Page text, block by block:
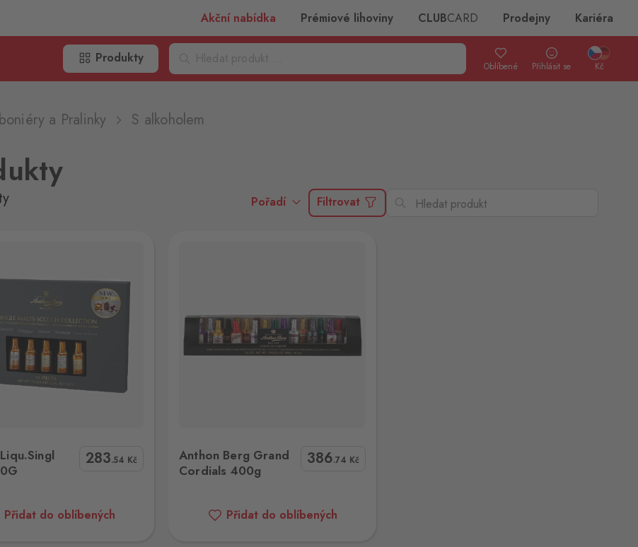
Akční nabídka Prémiové lihoviny CLUBCARD Prodejny Kariéra
Produkty
Oblíbené Přihlásit se Kč
a Pralinky S alkoholem
Pořadí Filtrovat
283.54 Kč
Přidat do oblíbených
Anthon Berg Grand
Cordials 400g
386.74 Kč
Přidat do oblíbených